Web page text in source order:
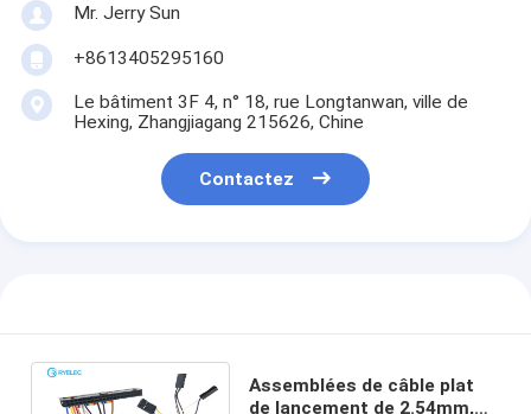
Mr. Jerry Sun
+8613405295160
Le bâtiment 3F 4, n° 18, rue Longtanwan, ville de
Hexing, Zhangjiagang 215626, Chine
Contactez
Assemblées de câble plat
de lancement de 2.54mm,